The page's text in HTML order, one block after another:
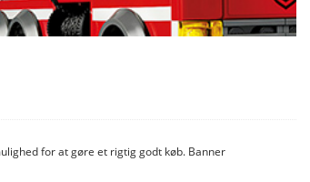
for at gøre et rigtig godt køb. Banner